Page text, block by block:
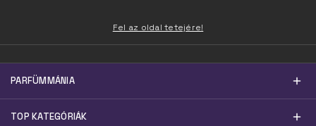
Fel az oldal tetejére!
PARFÜMMÁNIA
TOP KATEGÓRIÁK